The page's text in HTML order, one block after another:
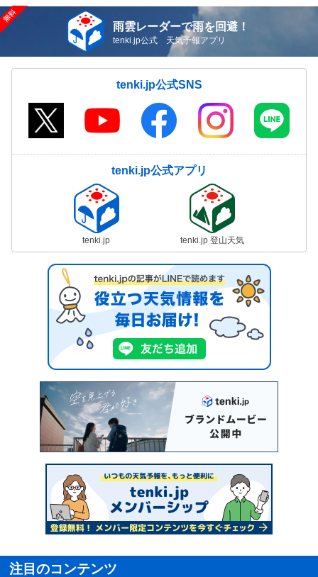
雨雲レーダーで雨を回避！
tenki.jp公式 天気予報アプリ
tenki.jp公式SNS
tenki.jp公式アプリ
tenki.jp tenki.jp 登山天気
注目のコンテンツ